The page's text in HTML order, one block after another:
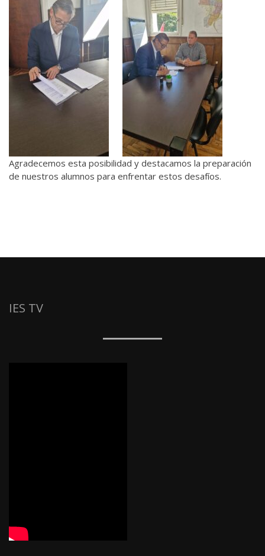
Agradecemos esta posibilidad y destacamos la preparación
de nuestros alumnos para enfrentar estos desafíos.
IES TV